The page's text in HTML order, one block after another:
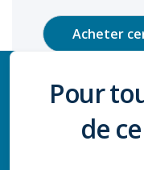
Acheter
Pour
de